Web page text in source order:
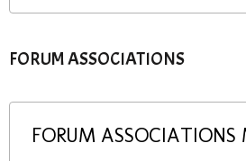
FORUM ASSOCIATIONS
FORUM